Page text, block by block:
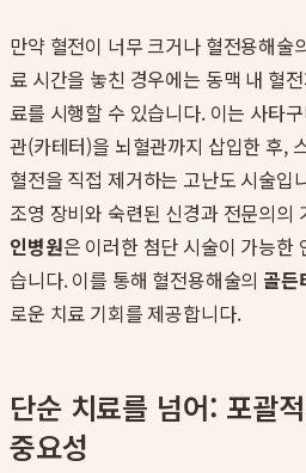
만약 혈전이 너무 크거나 혈전용해술
료 시간을 놓친 경우에는 동맥 내 혈
료를 시행할 수 있습니다. 이는 사타
관(카테터)을 뇌혈관까지 삽입한 후,
혈전을 직접 제거하는 고난도 시술입
조영 장비와 숙련된 신경과 전문의의
인병원은 이러한 첨단 시술이 가능한
습니다. 이를 통해 혈전용해술의 골든
로운 치료 기회를 제공합니다.
단순 치료를 넘어: 포괄
중요성